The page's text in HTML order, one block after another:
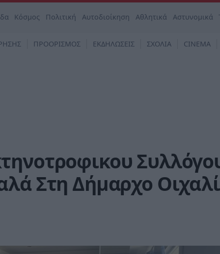
Κόσμος Πολιτική Αυτοδιοίκηση Αθλητικά Αστυνομικά
ΠΡΟΟΡΙΣΜΟΣ ΕΚΔΗΛΩΣΕΙΣ ΣΧΟΛΙΑ CINEMA
Στη Δήμαρχο